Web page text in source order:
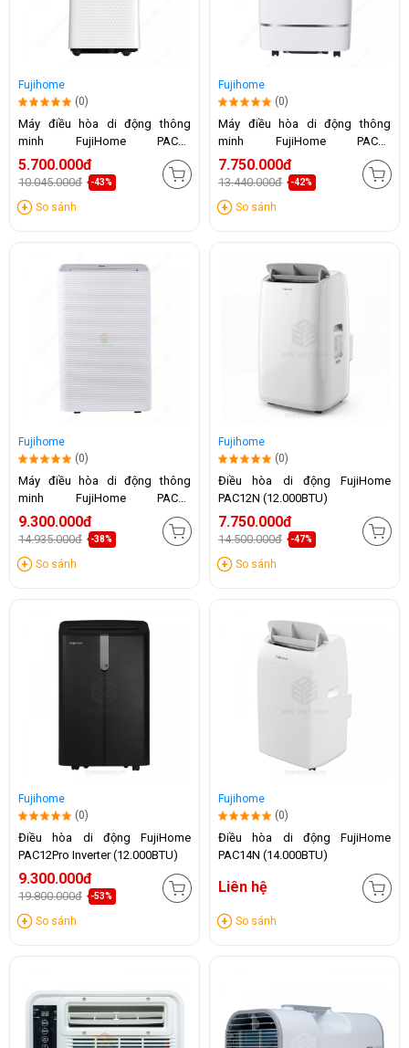
Fujihome
(0)
Máy điều hòa di động thông
minh FujiHome PAC10
(10.000BTU)
5.700.000đ
10.045.000đ -43%
So sánh
Fujihome
(0)
Máy điều hòa di động thông
minh FujiHome PAC12
(12.000BTU)
7.750.000đ
13.440.000đ -42%
So sánh
Fujihome
(0)
Máy điều hòa di động thông
minh FujiHome PAC14
(14.000BTU)
9.300.000đ
14.935.000đ -38%
So sánh
Fujihome
(0)
Điều hòa di động FujiHome
PAC12N (12.000BTU)
7.750.000đ
14.500.000đ -47%
So sánh
Fujihome
(0)
Điều hòa di động FujiHome
PAC12Pro Inverter (12.000BTU)
9.300.000đ
19.800.000đ -53%
So sánh
Fujihome
(0)
Điều hòa di động FujiHome
PAC14N (14.000BTU)
Liên hệ
So sánh